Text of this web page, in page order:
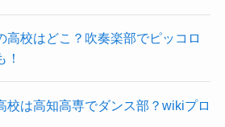
高校はどこ？吹奏楽部でピッコロ
校は高知高専でダンス部？wikiプロ